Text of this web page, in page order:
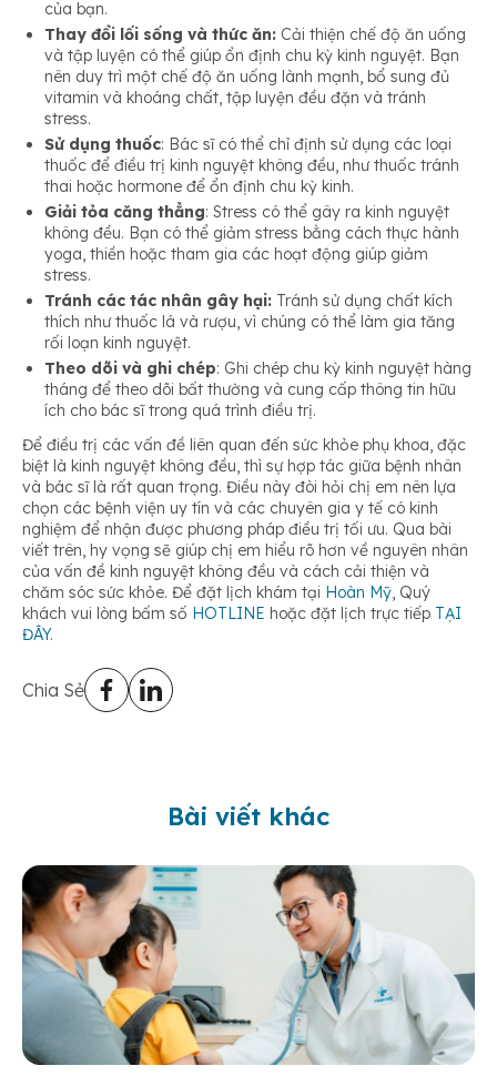
của bạn.
Thay đổi lối sống và thức ăn: Cải thiện chế độ ăn uống
và tập luyện có thể giúp ổn định chu kỳ kinh nguyệt. Bạn
nên duy trì một chế độ ăn uống lành mạnh, bổ sung đủ
vitamin và khoáng chất, tập luyện đều đặn và tránh
stress.
Sử dụng thuốc: Bác sĩ có thể chỉ định sử dụng các loại
thuốc để điều trị kinh nguyệt không đều, như thuốc tránh
thai hoặc hormone để ổn định chu kỳ kinh.
Giải tỏa căng thẳng: Stress có thể gây ra kinh nguyệt
không đều. Bạn có thể giảm stress bằng cách thực hành
yoga, thiền hoặc tham gia các hoạt động giúp giảm
stress.
Tránh các tác nhân gây hại: Tránh sử dụng chất kích
thích như thuốc lá và rượu, vì chúng có thể làm gia tăng
rối loạn kinh nguyệt.
Theo dõi và ghi chép: Ghi chép chu kỳ kinh nguyệt hàng
tháng để theo dõi bất thường và cung cấp thông tin hữu
ích cho bác sĩ trong quá trình điều trị.
Để điều trị các vấn đề liên quan đến sức khỏe phụ khoa, đặc
biệt là kinh nguyệt không đều, thì sự hợp tác giữa bệnh nhân
và bác sĩ là rất quan trọng. Điều này đòi hỏi chị em nên lựa
chọn các bệnh viện uy tín và các chuyên gia y tế có kinh
nghiệm để nhận được phương pháp điều trị tối ưu. Qua bài
viết trên, hy vọng sẽ giúp chị em hiểu rõ hơn về nguyên nhân
của vấn đề kinh nguyệt không đều và cách cải thiện và
chăm sóc sức khỏe. Để đặt lịch khám tại Hoàn Mỹ, Quý
khách vui lòng bấm số HOTLINE hoặc đặt lịch trực tiếp TẠI
ĐÂY.
Chia Sẻ
Bài viết khác